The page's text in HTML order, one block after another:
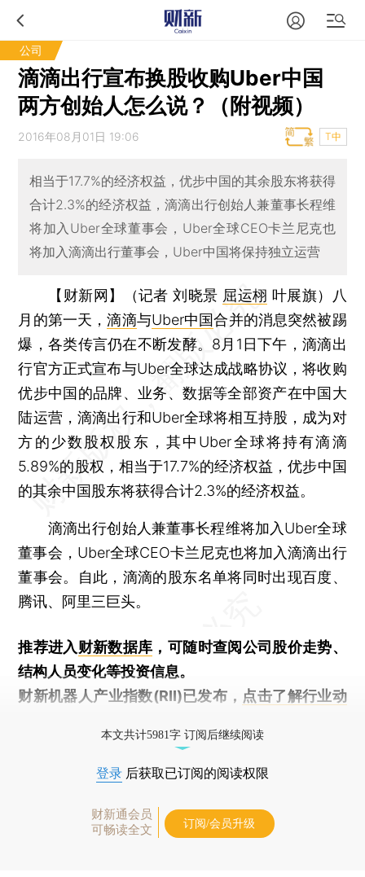
公司
滴滴出行宣布换股收购Uber中国
两方创始人怎么说？（附视频）
2016年08月01日 19:06 T中
相当于17.7%的经济权益，优步中国的其余股东将获得
合计2.3%的经济权益，滴滴出行创始人兼董事长程维
将加入Uber全球董事会，Uber全球CEO卡兰尼克也
将加入滴滴出行董事会，Uber中国将保持独立运营
【财新网】（记者 刘晓景 屈运栩 叶展旗）
八
月的第一天，滴滴与Uber中国合并的消息突然被踢
爆，各类传言仍在不断发酵。8月1日下午，滴滴出
行官方正式宣布与Uber全球达成战略协议，将收购
优步中国的品牌、业务、数据等全部资产在中国大
陆运营，滴滴出行和Uber全球将相互持股，成为对
方的少数股权股东，其中Uber全球将持有滴滴
5.89%的股权，相当于17.7%的经济权益，优步中国
的其余中国股东将获得合计2.3%的经济权益。
滴滴出行创始人兼董事长程维将加入Uber全球
董事会，Uber全球CEO卡兰尼克也将加入滴滴出行
董事会。自此，滴滴的股东名单将同时出现百度、
腾讯、阿里三巨头。
推荐进入财新数据库 ，可随时查阅公司股价走势、
结构人员变化等投资信息。
财新机器人产业指数(RII)已发布， 点击了解行业动
本文共计5981字 订阅后继续阅读
登录 后获取已订阅的阅读权限
财新通会员
可畅读全文
订阅/会员升级